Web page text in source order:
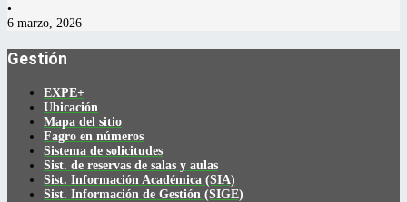
•
6 marzo, 2026
Gestión
EXPE+
Ubicación
Mapa del sitio
Fagro en números
Sistema de solicitudes
Sist. de reservas de salas y aulas
Sist. Información Académica (SIA)
Sist. Información de Gestión (SIGE)